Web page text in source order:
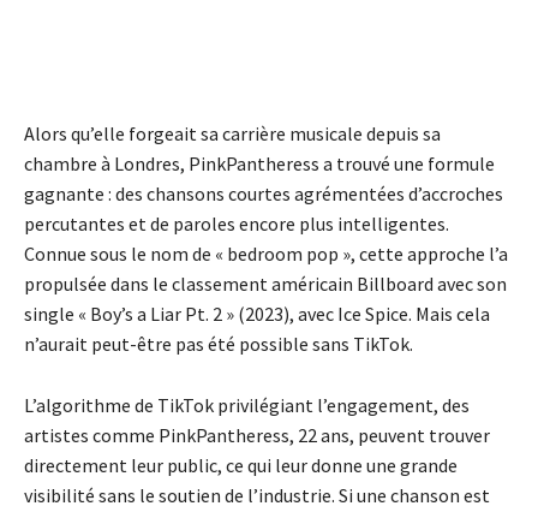
Alors qu’elle forgeait sa carrière musicale depuis sa
chambre à Londres, PinkPantheress a trouvé une formule
gagnante : des chansons courtes agrémentées d’accroches
percutantes et de paroles encore plus intelligentes.
Connue sous le nom de « bedroom pop », cette approche l’a
propulsée dans le classement américain Billboard avec son
single « Boy’s a Liar Pt. 2 » (2023), avec Ice Spice. Mais cela
n’aurait peut-être pas été possible sans TikTok.
L’algorithme de TikTok privilégiant l’engagement, des
artistes comme PinkPantheress, 22 ans, peuvent trouver
directement leur public, ce qui leur donne une grande
visibilité sans le soutien de l’industrie. Si une chanson est